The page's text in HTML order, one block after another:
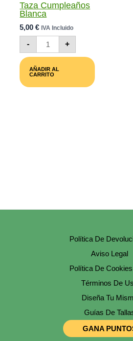
Taza Cumpleaños
Blanca
5,00€ IVA Incluido
-
Taza
Cumpleaños
Blanca
+
AÑADIR AL
CARRITO
Política De
Aviso Legal
Política De
Términos De
Diseña Tu
Guías De
GANA